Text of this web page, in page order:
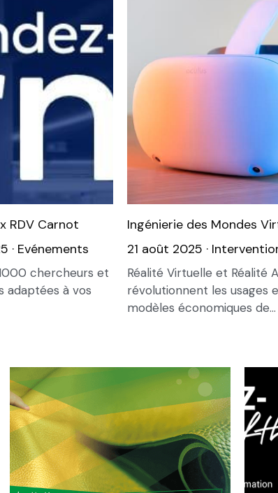
RDV Carnot
· Evénements
chercheurs et
adaptées à vos
Ingénierie des Mondes
21 août 2025 ·
Réalité Virtuelle et Réalité
révolutionnent les usages
modèles économiques de...